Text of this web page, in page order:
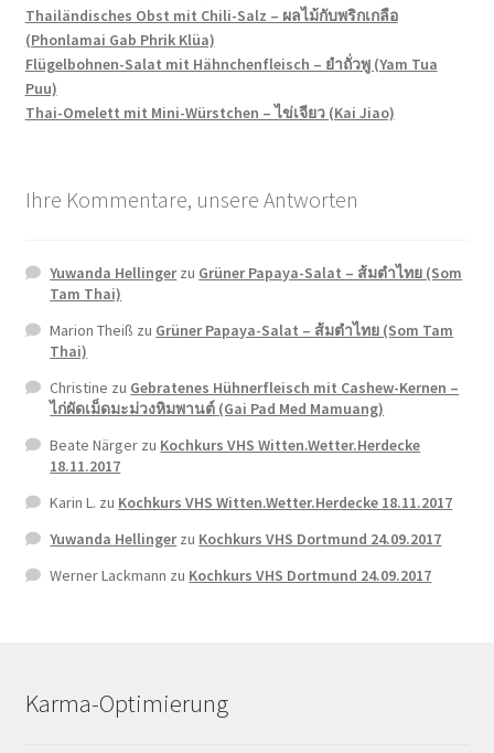
Thailändisches Obst mit Chili-Salz – ผลไม้กับพริกเกลือ
(Phonlamai Gab Phrik Klüa)
Flügelbohnen-Salat mit Hähnchenfleisch – ยำถั่วพู (Yam Tua
Puu)
Thai-Omelett mit Mini-Würstchen – ไข่เจียว (Kai Jiao)
Ihre Kommentare, unsere Antworten
Yuwanda Hellingerzu Grüner Papaya-Salat – ส้มตำไทย (Som
Tam Thai)
Marion Theiß zu Grüner Papaya-Salat – ส้มตำไทย (Som Tam
Thai)
Christine zu Gebratenes Hühnerfleisch mit Cashew-Kernen –
ไก่ผัดเม็ดมะม่วงหิมพานต์ (Gai Pad Med Mamuang)
Beate Närger zu Kochkurs VHS Witten.Wetter.Herdecke
18.11.2017
Karin L. zu Kochkurs VHS Witten.Wetter.Herdecke 18.11.2017
Yuwanda Hellingerzu Kochkurs VHS Dortmund 24.09.2017
Werner Lackmann zu Kochkurs VHS Dortmund 24.09.2017
Karma-Optimierung